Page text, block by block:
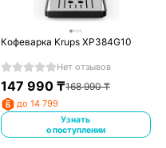
Кофеварка Krups XP384G10
Нет отзывов
147 990 ₸168 990₸
до 14 799
Узнать
о поступлении